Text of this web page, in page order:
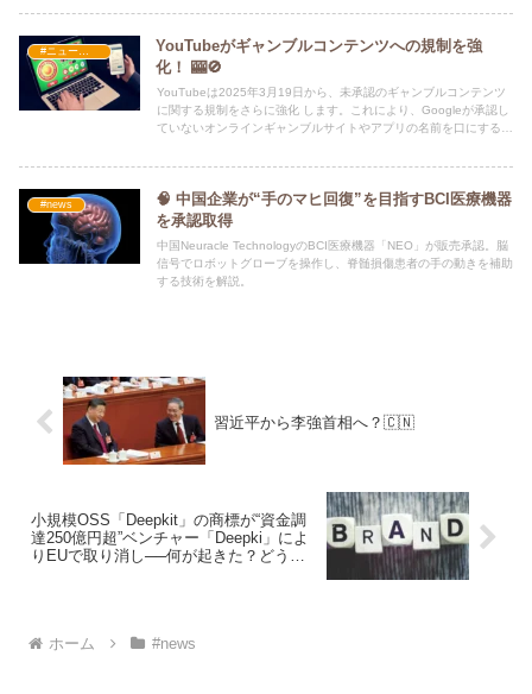
#ニュース・社会・コラム
YouTubeがギャンブルコンテンツへの規制を強
化！ 🎰🚫
YouTubeは2025年3月19日から、未承認のギャンブルコンテンツ
に関する規制をさらに強化 します。これにより、Googleが承認し
ていないオンラインギャンブルサイトやアプリの名前を口にするだ
#news
🧠 中国企業が“手のマヒ回復”を目指すBCI医療機器
を承認取得
中国Neuracle TechnologyのBCI医療機器「NEO」が販売承認。脳
信号でロボットグローブを操作し、脊髄損傷患者の手の動きを補助
する技術を解説。
習近平から李強首相へ？🇨🇳
小規模OSS「Deepkit」の商標が“資金調
達250億円超”ベンチャー「Deepki」によ
りEUで取り消し──何が起きた？どう備
ホーム #news